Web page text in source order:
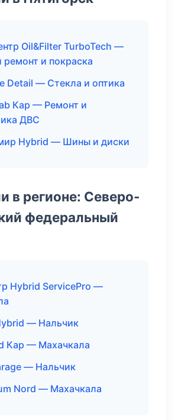
Oil&Filter TurboTech —
ремонт и покраска
Detail — Стекла и оптика
Кар — Ремонт и
ДВС
Hybrid — Шины и диски
в регионе: Северо-
федеральный
Hybrid ServicePro —
— Нальчик
Кар — Махачкала
— Нальчик
Nord — Махачкала